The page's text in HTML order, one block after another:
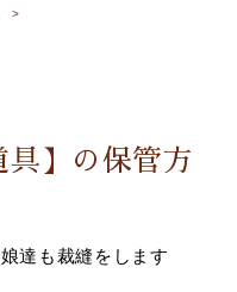
具】の保管方
達も裁縫をします